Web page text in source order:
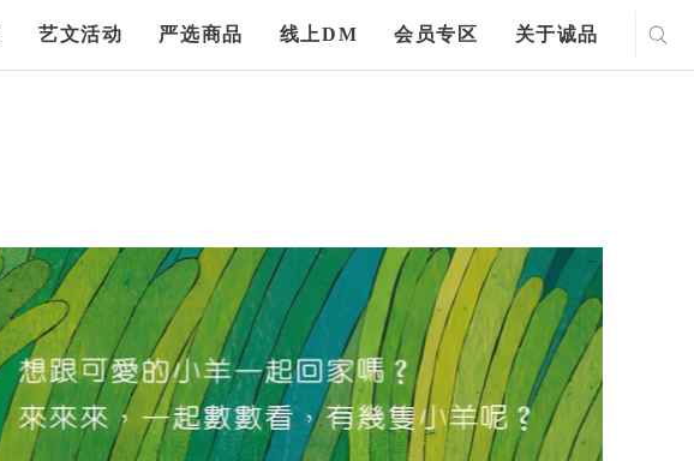
艺文活动 严选商品 线上DM 会员专区 关于诚品